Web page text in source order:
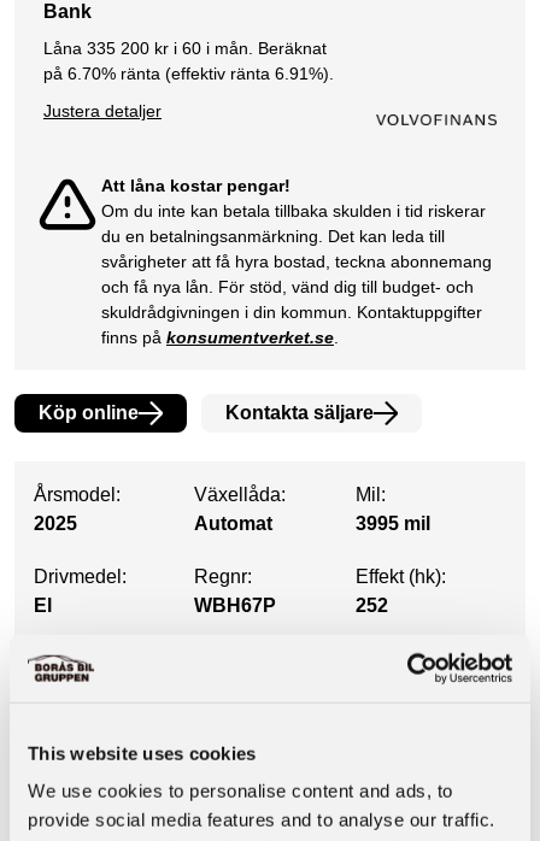
This website uses cookies
We use cookies to personalise content and ads, to
provide social media features and to analyse our traffic.
Att låna kostar pengar!
Om du inte kan betala tillbaka skulden i tid riskerar
du en betalningsanmärkning. Det kan leda till
svårigheter att få hyra bostad, teckna abonnemang
och få nya lån. För stöd, vänd dig till budget- och
skuldrådgivningen i din kommun. Kontaktuppgifter
finns på konsumentverket.se.
Bank
Låna 335 200 kr i 60 i mån. Beräknat
på 6.70% ränta (effektiv ränta 6.91%).
Justera detaljer
Köp online Kontakta säljare
Årsmodel:
2025
Växellåda:
Automat
Mil:
3995 mil
Drivmedel:
El
Regnr:
WBH67P
Effekt (hk):
252
Säkerhet & Trygghet